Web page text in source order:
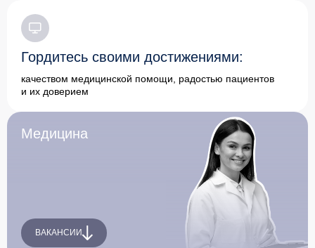
ВАКАНСИИ
Медицина
Гордитесь своими достижениями:
качеством медицинской помощи, радостью пациентов
и их доверием